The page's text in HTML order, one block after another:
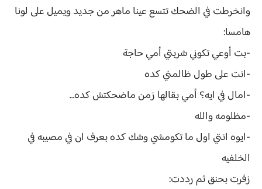
وانخرطت في الضحك تتسع عينا ماهر من جديد ويميل على لونا
هامسا:
-بت أوعي تكوني شربتي أمي حاجة
-انت على طول ظالمني كده
-امال في ايه؟ أمي بقالها زمن ماضحكتش كده…
-مظلومه والله
-ايوه انتي اول ما تكومشي وشك كده بعرف ان في مصيبه في
الخلفيه
زفرت بحنق ثم رددت: